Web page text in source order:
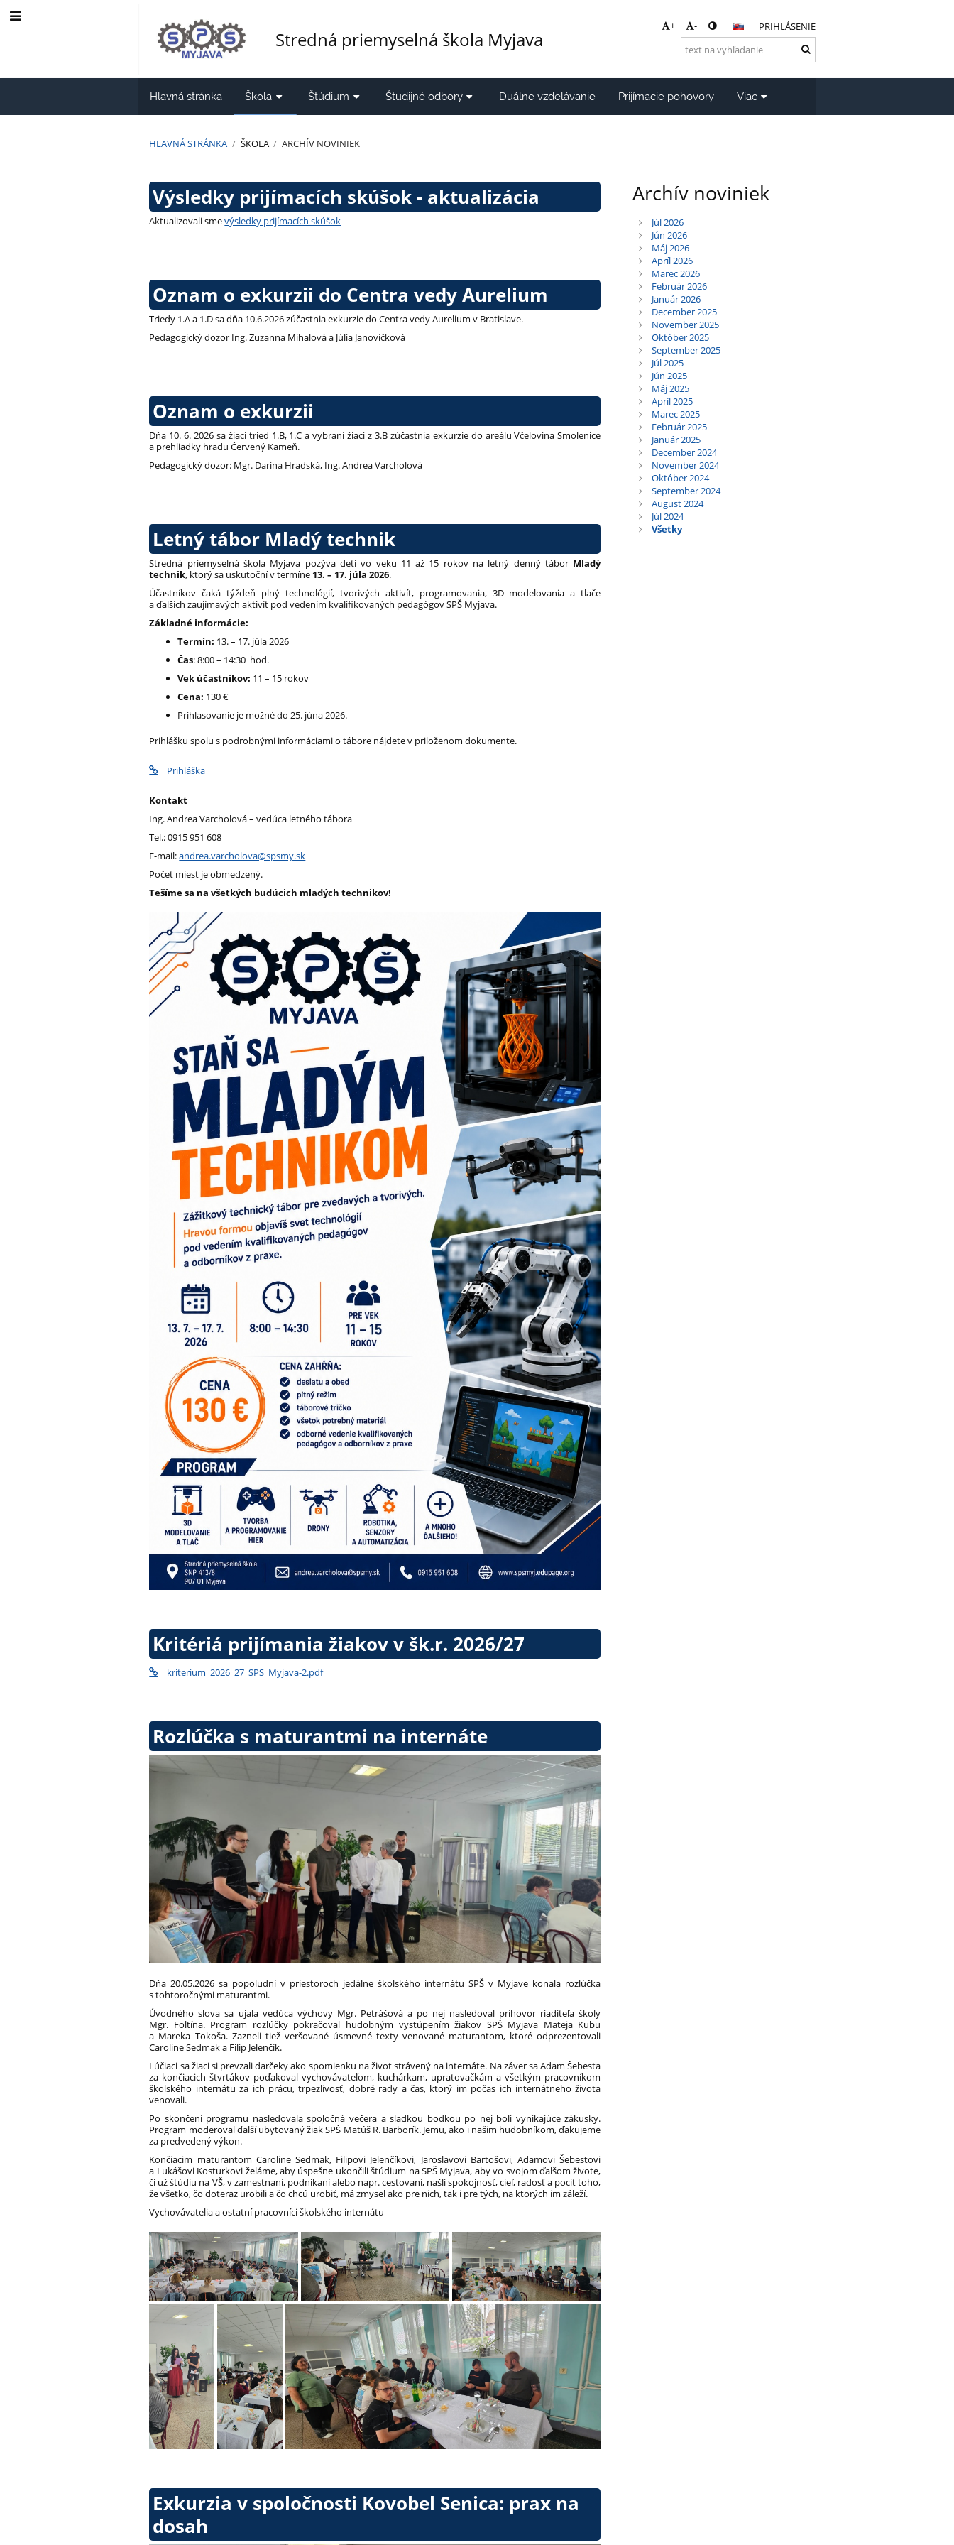
Stredná priemyselná škola Myjava
+ - PRIHLÁSENIE
Hlavná stránka Škola Štúdium Študijné odbory Duálne vzdelávanie Prijímacie pohovory Viac
HLAVNÁ STRÁNKA / ŠKOLA / ARCHÍV NOVINIEK
Archív
noviniek
Výsledky prijímacích skúšok - aktualizácia
Aktualizovali smevýsledky prijímacích skúšok
Oznam o exkurzii do Centra vedy Aurelium
Triedy 1.A a 1.D sa dňa 10.6.2026 zúčastnia exkurzie do Centra vedy Aurelium v Bratislave.
Pedagogický dozor Ing. Zuzanna Mihalová a Júlia Janovíčková
Oznam o exkurzii
Dňa 10. 6. 2026 sa žiaci tried 1.B, 1.C a vybraní žiaci z 3.B zúčastnia exkurzie do areálu Včelovina Smolenice
a prehliadky hradu Červený Kameň.
Pedagogický dozor: Mgr. Darina Hradská, Ing. Andrea Varcholová
Letný tábor Mladý technik
Stredná priemyselná škola Myjava pozýva deti vo veku 11 až 15 rokov na letný denný tábor Mladý
technik, ktorý sa uskutoční v termíne 13. – 17. júla 2026.
Účastníkov čaká týždeň plný technológií, tvorivých aktivít, programovania, 3D modelovania a tlače
a ďalších zaujímavých aktivít pod vedením kvalifikovaných pedagógov SPŠ Myjava.
Základné informácie:
Termín: 13. – 17. júla 2026
Čas: 8:00 – 14:30 hod.
Vek účastníkov: 11 – 15 rokov
Cena: 130 €
Prihlasovanie je možné do 25. júna 2026.
Prihlášku spolu s podrobnými informáciami o tábore nájdete v priloženom dokumente.
Prihláška
Kontakt
Ing. Andrea Varcholová – vedúca letného tábora
Tel.: 0915 951 608
E-mail:andrea.varcholova@spsmy.sk
Počet miest je obmedzený.
Tešíme sa na všetkých budúcich mladých technikov!
Kritériá prijímania žiakov v šk.r. 2026/27
kriterium_2026_27_SPS_Myjava-2.pdf
Rozlúčka s maturantmi na internáte
Dňa 20.05.2026 sa popoludní v priestoroch jedálne školského internátu SPŠ v Myjave konala rozlúčka
s tohtoročnými maturantmi.
Úvodného slova sa ujala vedúca výchovy Mgr. Petrášová a po nej nasledoval príhovor riaditeľa školy
Mgr. Foltína. Program rozlúčky pokračoval hudobným vystúpením žiakov SPŠ Myjava Mateja Kubu
a Mareka Tokoša. Zazneli tiež veršované úsmevné texty venované maturantom, ktoré odprezentovali
Caroline Sedmak a Filip Jelenčík.
Lúčiaci sa žiaci si prevzali darčeky ako spomienku na život strávený na internáte. Na záver sa Adam Šebesta
za končiacich štvrtákov poďakoval vychovávateľom, kuchárkam, upratovačkám a všetkým pracovníkom
školského internátu za ich prácu, trpezlivosť, dobré rady a čas, ktorý im počas ich internátneho života
venovali.
Po skončení programu nasledovala spoločná večera a sladkou bodkou po nej boli vynikajúce zákusky.
Program moderoval ďalší ubytovaný žiak SPŠ Matúš R. Barborík. Jemu, ako i našim hudobníkom, ďakujeme
za predvedený výkon.
Končiacim maturantom Caroline Sedmak, Filipovi Jelenčíkovi, Jaroslavovi Bartošovi, Adamovi Šebestovi
a Lukášovi Kosturkovi želáme, aby úspešne ukončili štúdium na SPŠ Myjava, aby vo svojom ďalšom živote,
či už štúdiu na VŠ, v zamestnaní, podnikaní alebo napr. cestovaní, našli spokojnosť, cieľ, radosť a pocit toho,
že všetko, čo doteraz urobili a čo chcú urobiť, má zmysel ako pre nich, tak i pre tých, na ktorých im záleží.
Vychovávatelia a ostatní pracovníci školského internátu
Exkurzia v spoločnosti Kovobel Senica: prax na
dosah
Archív noviniek
Júl 2026
Jún 2026
Máj 2026
Apríl 2026
Marec 2026
Február 2026
Január 2026
December 2025
November 2025
Október 2025
September 2025
Júl 2025
Jún 2025
Máj 2025
Apríl 2025
Marec 2025
Február 2025
Január 2025
December 2024
November 2024
Október 2024
September 2024
August 2024
Júl 2024
Všetky